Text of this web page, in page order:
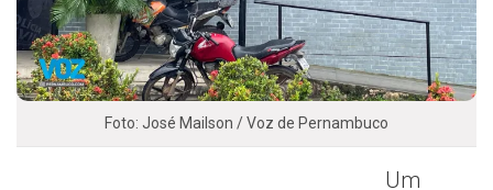
Foto: José Mailson / Voz de Pernambuco
Um